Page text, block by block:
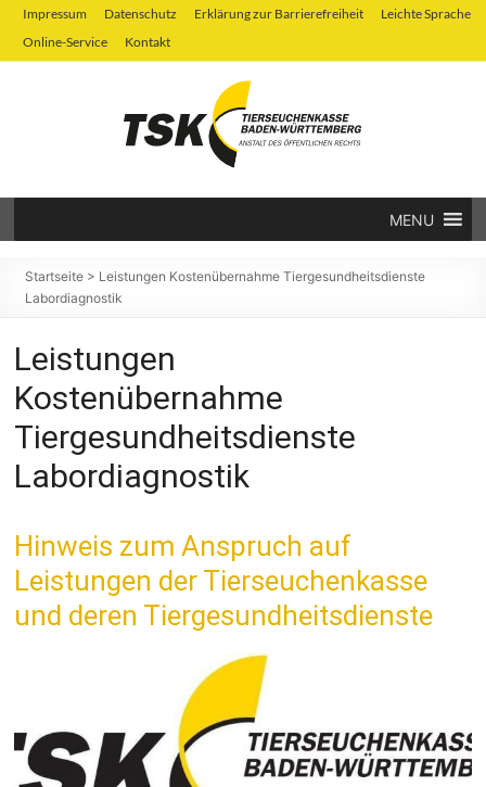
Zum
Inhalt
springen
Impressum Datenschutz Erklärung zur Barrierefreiheit
Leichte Sprache
Online-Service
Kontakt
Tierseuchenkasse
Baden-
Württemberg
MENU
Startseite > Leistungen Kostenübernahme Tiergesundheitsdienste
Labordiagnostik
Leistungen
Kostenübernahme
Tiergesundheitsdienste
Labordiagnostik
Hinweis zum Anspruch auf
Leistungen der Tierseuchenkasse
und deren Tiergesundheitsdienste